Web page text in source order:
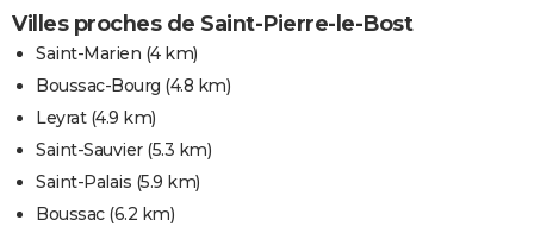
Villes proches de Saint-Pierre-le-Bost
Saint-Marien (4 km)
Boussac-Bourg (4.8 km)
Leyrat(4.9 km)
Saint-Sauvier(5.3 km)
Saint-Palais (5.9 km)
Boussac(6.2 km)